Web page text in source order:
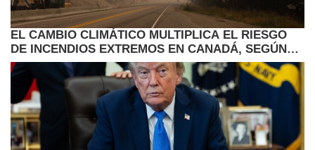
EL CAMBIO CLIMÁTICO MULTIPLICA EL RIESGO
DE INCENDIOS EXTREMOS EN CANADÁ, SEGÚN
ESTUDIO